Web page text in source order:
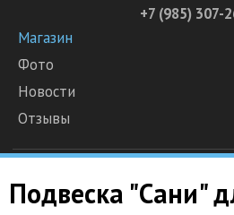
+7 (985) 307-
Магазин
Фото
Новости
Отзывы
Подвеска "Сани"